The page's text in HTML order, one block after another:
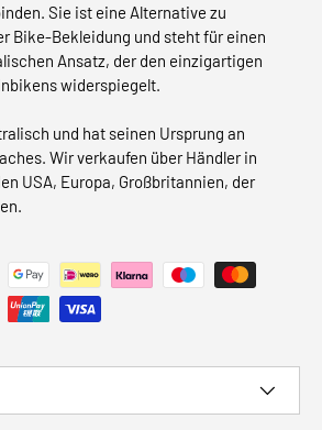
Sie ist eine Alternative zu
Bike-Bekleidung und steht für einen
Ansatz, der den einzigartigen
widerspiegelt.
und hat seinen Ursprung an
Wir verkaufen über Händler in
USA, Europa, Großbritannien, der